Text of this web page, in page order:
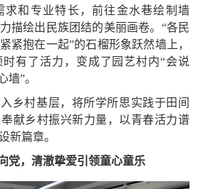
求和专业特长，前往金水巷绘制墙
描绘出民族团结的美丽画卷。“各民
紧抱在一起”的石榴形象跃然墙上，
有了活力，变成了园艺村内“会说
墙”。
乡村基层，将所学所思实践于田间
献乡村振兴新力量，以青春活力谱
新篇章。
党，清澈挚爱引领童心童乐